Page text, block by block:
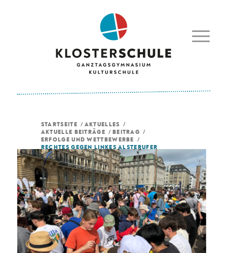
STARTSEITE / AKTUELLES
/
AKTUELLE BEITRÄGE / BEITRAG /
ERFOLGE UND WETTBEWERBE
/
RECHTES GEGEN LINKES ALSTERUFER